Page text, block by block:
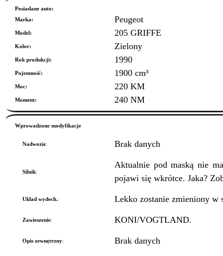
Posiadane auto:
Marka:
Peugeot
Model: 205 GRIFFE
Kolor: Zielony
Rok produkcji: 1990
Pojemność: 1900 cm³
Moc: 220 KM
Moment: 240 NM
Wprowadzone modyfikacje
Nadwozie: Brak danych
Silnik:
Aktualnie pod maską nie
pojawi się wkrótce. Jaka?
Układ wydech.: Lekko zostanie zmieniony w
Zawieszenie: KONI/VOGTLAND.
Opis zewnętrzny: Brak danych